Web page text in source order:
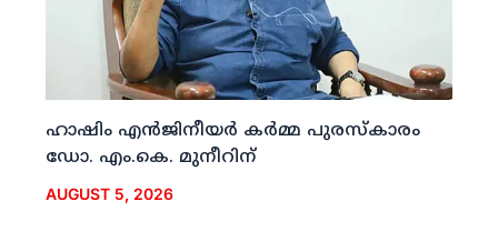
ഹാഷിം എന്‍ജിനീയര്‍ കര്‍മ്മ പുരസ്‌കാരം
ഡോ. എം.കെ. മുനീറിന്
AUGUST 5, 2026